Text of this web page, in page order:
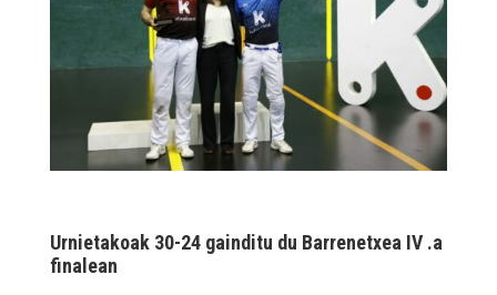
Urnietakoak 30-24 gainditu du Barrenetxea IV .a
finalean